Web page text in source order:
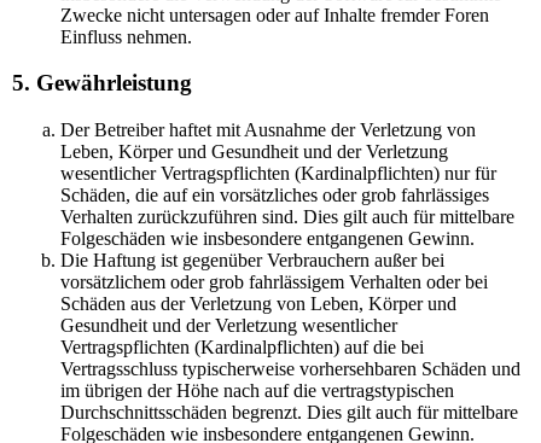
Zwecke nicht untersagen oder auf Inhalte fremder Foren
Einfluss nehmen.
5. Gewährleistung
Der Betreiber haftet mit Ausnahme der Verletzung von
Leben, Körper und Gesundheit und der Verletzung
wesentlicher Vertragspflichten (Kardinalpflichten) nur für
Schäden, die auf ein vorsätzliches oder grob fahrlässiges
Verhalten zurückzuführen sind. Dies gilt auch für mittelbare
Folgeschäden wie insbesondere entgangenen Gewinn.
Die Haftung ist gegenüber Verbrauchern außer bei
vorsätzlichem oder grob fahrlässigem Verhalten oder bei
Schäden aus der Verletzung von Leben, Körper und
Gesundheit und der Verletzung wesentlicher
Vertragspflichten (Kardinalpflichten) auf die bei
Vertragsschluss typischerweise vorhersehbaren Schäden und
im übrigen der Höhe nach auf die vertragstypischen
Durchschnittsschäden begrenzt. Dies gilt auch für mittelbare
Folgeschäden wie insbesondere entgangenen Gewinn.